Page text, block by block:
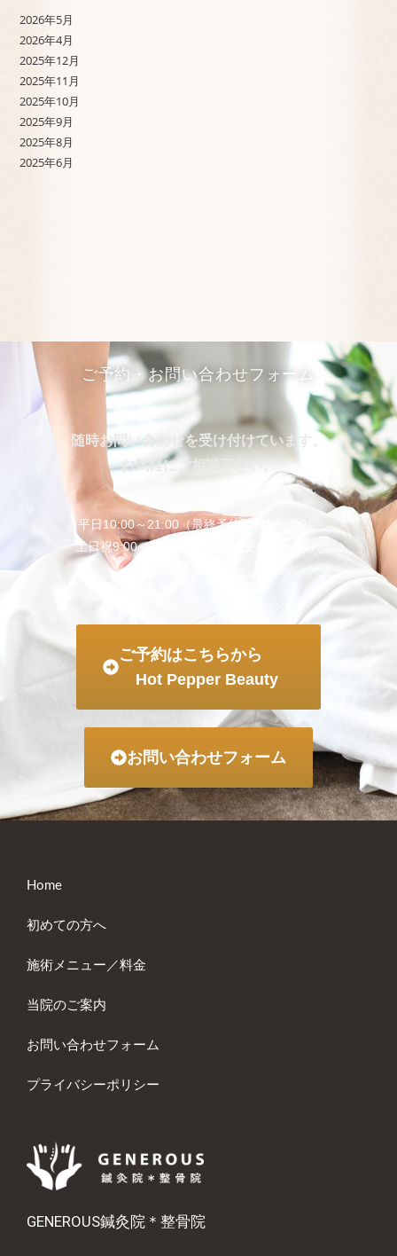
2026年5月
2026年4月
2025年12月
2025年11月
2025年10月
2025年9月
2025年8月
2025年6月
ご予約・お問い合わせフォーム
随時お問い合わせを受け付けています。
お気軽にご相談下さい。
平日10:00～21:00（最終予約受付19：00）
土日祝9:00～21:00（最終予約受付18：00）
ご予約はこちらから
Hot Pepper Beauty
お問い合わせフォーム
Home
初めての方へ
施術メニュー／料金
当院のご案内
お問い合わせフォーム
プライバシーポリシー
GENEROUS鍼灸院＊整骨院